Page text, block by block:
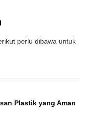
perlu dibawa untuk
Plastik yang Aman